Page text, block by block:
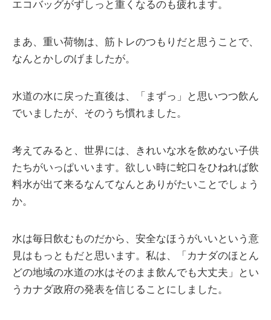
エコバッグがずしっと重くなるのも疲れます。
まあ、重い荷物は、筋トレのつもりだと思うことで、
なんとかしのげましたが。
水道の水に戻った直後は、「まずっ」と思いつつ飲ん
でいましたが、そのうち慣れました。
考えてみると、世界には、きれいな水を飲めない子供
たちがいっぱいいます。欲しい時に蛇口をひねれば飲
料水が出て来るなんてなんとありがたいことでしょう
か。
水は毎日飲むものだから、安全なほうがいいという意
見はもっともだと思います。私は、「カナダのほとん
どの地域の水道の水はそのまま飲んでも大丈夫」とい
うカナダ政府の発表を信じることにしました。